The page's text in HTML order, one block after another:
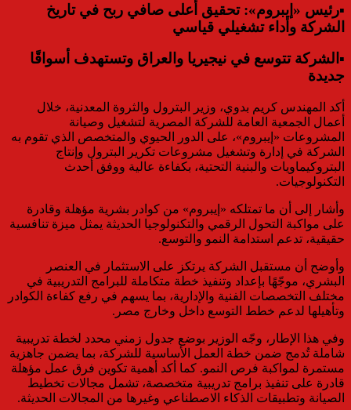
▪︎رئيس «إيبروم»: تحقيق أعلى صافي ربح في تاريخ
الشركة وأداء تشغيلي قياسي
▪︎الشركة تتوسع في نيجيريا والعراق وتستهدف أسواقًا
جديدة
أكد المهندس كريم بدوي، وزير البترول والثروة المعدنية، خلال
أعمال الجمعية العامة للشركة المصرية لتشغيل وصيانة
المشروعات «إيبروم»، على الدور الحيوي والمتخصص الذي تقوم به
الشركة في إدارة وتشغيل مشروعات تكرير البترول وإنتاج
البتروكيماويات والبنية التحتية، بكفاءة عالية ووفق أحدث
التكنولوجيات.
وأشار إلى أن ما تمتلكه «إيبروم» من كوادر بشرية مؤهلة وقادرة
على مواكبة التحول الرقمي والتكنولوجيا الحديثة يمثل ميزة تنافسية
حقيقية، تدعم استدامة النمو والتوسع.
وأوضح أن مستقبل الشركة يرتكز على الاستثمار في العنصر
البشري، موجّهًا بإعداد وتنفيذ خطة متكاملة للبرامج التدريبية في
مختلف التخصصات الفنية والإدارية، بما يسهم في رفع كفاءة الكوادر
وتأهيلها لدعم خطط التوسع داخل وخارج مصر.
وفي هذا الإطار، وجّه الوزير بوضع جدول زمني محدد لخطة تدريبية
شاملة تُدمج ضمن خطة العمل الأساسية للشركة، بما يضمن جاهزية
مستمرة لمواكبة فرص النمو. كما أكد أهمية تكوين فرق عمل مؤهلة
قادرة على تنفيذ برامج تدريبية متخصصة، تشمل مجالات تخطيط
الصيانة وتطبيقات الذكاء الاصطناعي وغيرها من المجالات الحديثة.